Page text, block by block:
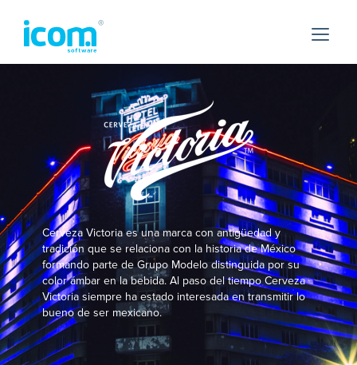
Cerveza Victoria es una marca con antigüedad y
tradición que se relaciona con la historia de México
formando parte de Grupo Modelo distinguida por su
color ámbar en la bebida. Al paso del tiempo Cerveza
Victoria siempre ha estado interesada en transmitir lo
bueno de ser mexicano.